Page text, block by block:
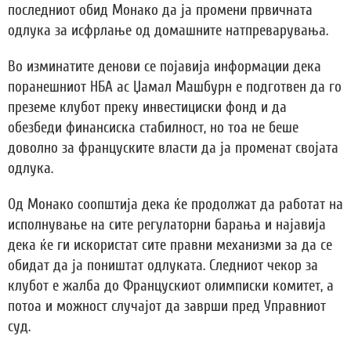
последниот обид Монако да ја промени првичната
одлука за исфрлање од домашните натпреварувања.
Во изминатите денови се појавија информации дека
поранешниот НБА ас Џамал Машбурн е подготвен да го
преземе клубот преку инвестициски фонд и да
обезбеди финансиска стабилност, но тоа не беше
доволно за француските власти да ја променат својата
одлука.
Од Монако соопштија дека ќе продолжат да работат на
исполнување на сите регулаторни барања и најавија
дека ќе ги искористат сите правни механизми за да се
обидат да ја поништат одлуката. Следниот чекор за
клубот е жалба до Францускиот олимписки комитет, а
потоа и можност случајот да заврши пред Управниот
суд.